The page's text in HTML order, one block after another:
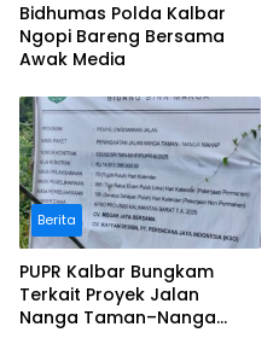
Bidhumas Polda Kalbar
Ngopi Bareng Bersama
Awak Media
Berita
PUPR Kalbar Bungkam
Terkait Proyek Jalan
Nanga Taman–Nanga